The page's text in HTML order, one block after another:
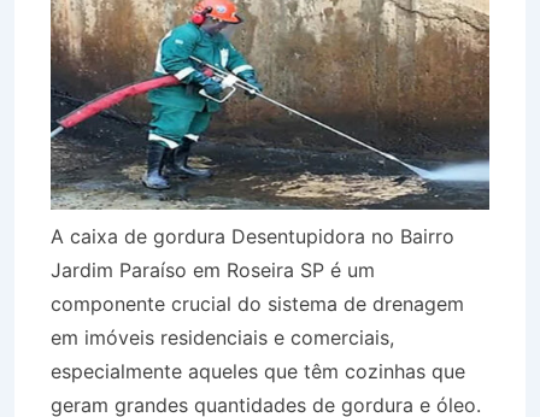
A caixa de gordura Desentupidora no Bairro
Jardim Paraíso em Roseira SP é um
componente crucial do sistema de drenagem
em imóveis residenciais e comerciais,
especialmente aqueles que têm cozinhas que
geram grandes quantidades de gordura e óleo.